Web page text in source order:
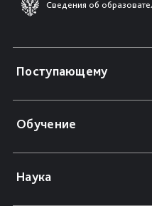
Сведения об
Поступающему
Обучение
Наука